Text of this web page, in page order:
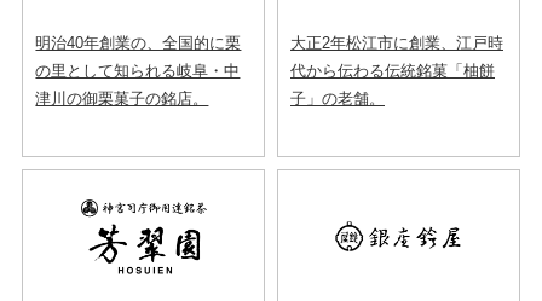
明治40年創業の、全国的に栗
の里として知られる岐阜・中
津川の御栗菓子の銘店。
大正2年松江市に創業、江戸時
代から伝わる伝統銘菓「柚餅
子」の老舗。